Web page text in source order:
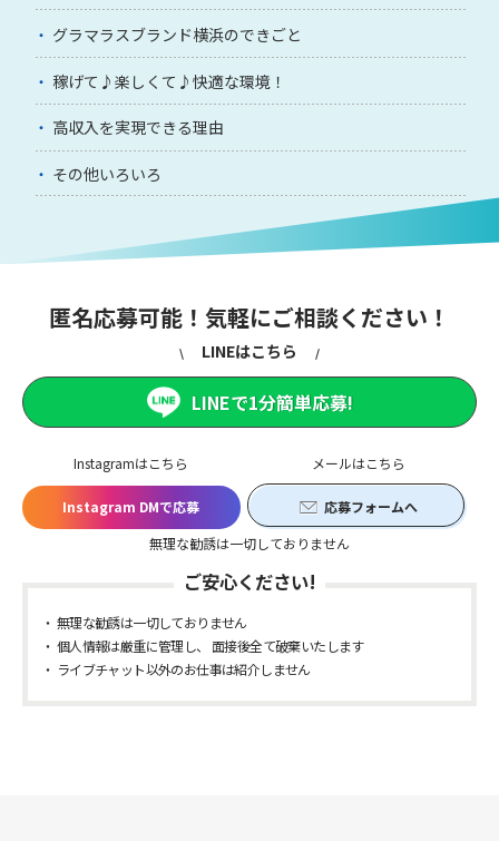
グラマラスブランド横浜のできごと
稼げて♪楽しくて♪快適な環境！
高収入を実現できる理由
その他いろいろ
匿名応募可能！気軽にご相談ください！
Instagramはこちら
Instagram DMで応募
メールはこちら
応募フォームへ
無理な勧誘は一切しておりません
LINEはこちら
LINEで1分簡単応募!
ご安心ください!
無理な勧誘は一切しておりません
個人情報は厳重に管理し、 面接後全て破棄いたします
ライブチャット以外のお仕事は紹介しません